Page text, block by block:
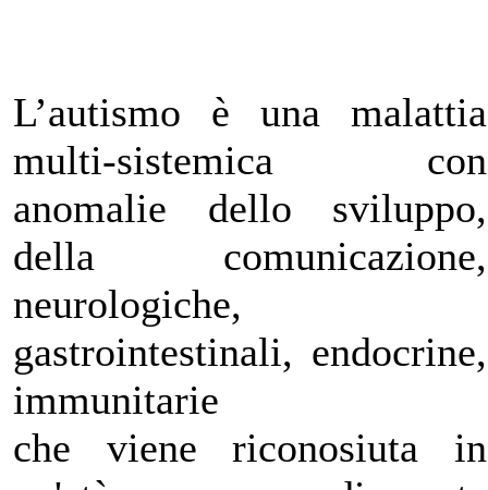
L’autismo è una malattia
multi-sistemica con
anomalie dello sviluppo,
della comunicazione,
neurologiche,
gastrointestinali, endocrine,
immunitarie
che viene riconosiuta in